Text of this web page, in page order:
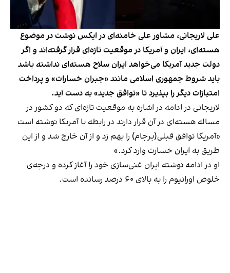
علی لاریجانی، مشاور علی خامنه‌ای در ایکس نوشت در موضوع
هسته‌ای، ایران و آمریکا در موقعیت تازه‌ای قرار گرفته‌اند و اگر
دولت جدید آمریکا می‌خواهد ایران سلاح هسته‌ای نداشته باشد
باید شروط جمهوری اسلامی مانند «جبران خسارات» و پرداخت
امتیازات دیگر را بپذیرد تا «توافق جدید» به دست آید.
لاریجانی در ادامه در اشاره به موقعیت تازه‌ای که دو کشور در
مساله هسته‌ای در آن قرار دارند در رابطه با آمریکا نوشته است
«آمریکا توافق قبلی(برجام) را بهم زد و از آن خارج شد و از این
طریق به ایران خسارت وارد کرد.»
او در ادامه نوشته ایران غنی‌سازی خود را آغاز کرده و درجه‌ی
خلوص اورانیوم را به بالای ۶۰ درصد رسانده است.